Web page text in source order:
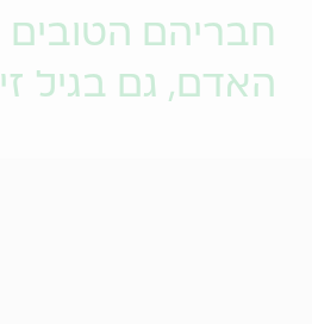
חבריהם הטובים
האדם, גם בגיל